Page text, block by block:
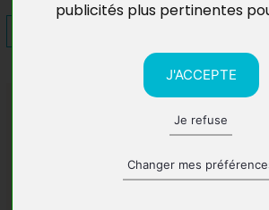
publicités plus pertinentes
J'ACCEPTE
Je refuse
Changer mes
A lire également